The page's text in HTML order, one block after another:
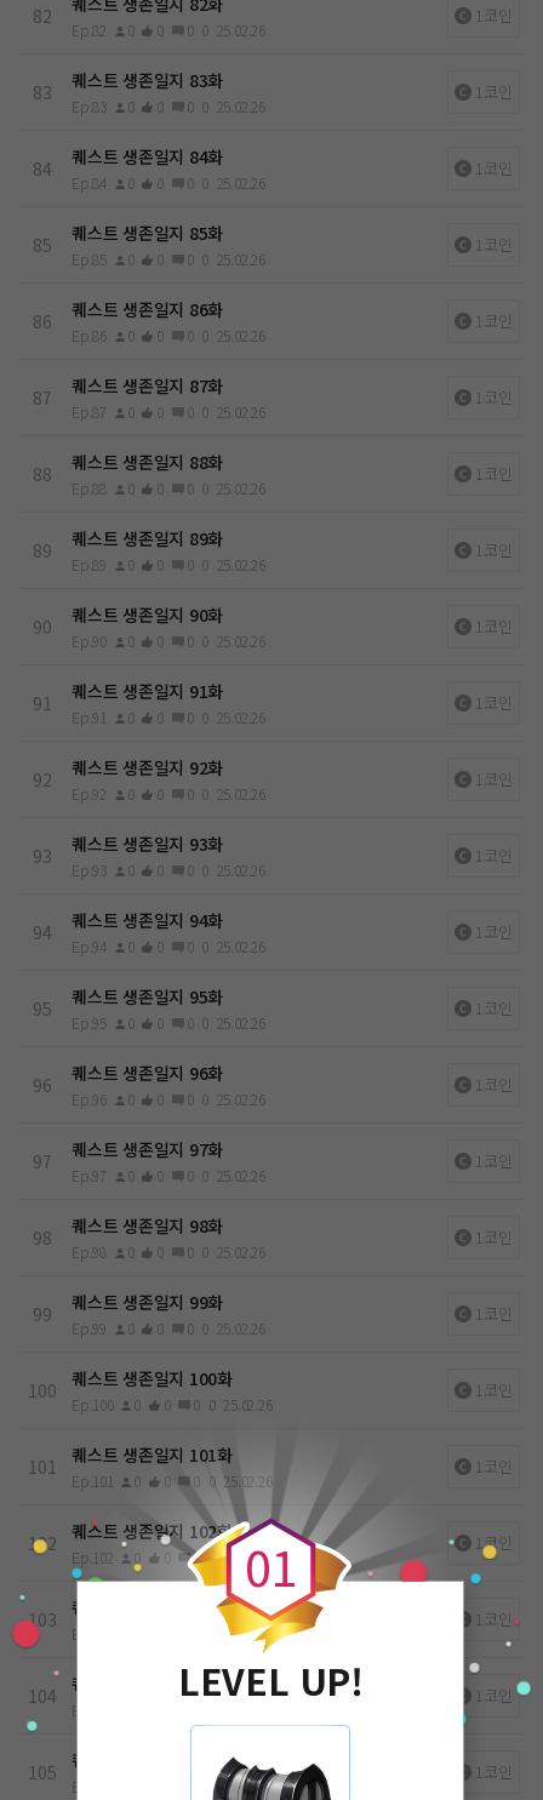
82
Ep.82 0 0 0 0 25.02.26
1코인
83 퀘스트 생존일지 83화
Ep.83 0 0 0 0 25.02.26
1코인
84 퀘스트 생존일지 84화
Ep.84 0 0 0 0 25.02.26
1코인
85 퀘스트 생존일지 85화
Ep.85 0 0 0 0 25.02.26
1코인
86 퀘스트 생존일지 86화
Ep.86 0 0 0 0 25.02.26
1코인
87 퀘스트 생존일지 87화
Ep.87 0 0 0 0 25.02.26
1코인
88 퀘스트 생존일지 88화
Ep.88 0 0 0 0 25.02.26
1코인
89 퀘스트 생존일지 89화
Ep.89 0 0 0 0 25.02.26
1코인
90 퀘스트 생존일지 90화
Ep.90 0 0 0 0 25.02.26
1코인
91 퀘스트 생존일지 91화
Ep.91 0 0 0 0 25.02.26
1코인
92 퀘스트 생존일지 92화
Ep.92 0 0 0 0 25.02.26
1코인
93 퀘스트 생존일지 93화
Ep.93 0 0 0 0 25.02.26
1코인
94 퀘스트 생존일지 94화
Ep.94 0 0 0 0 25.02.26
1코인
95 퀘스트 생존일지 95화
Ep.95 0 0 0 0 25.02.26
1코인
96 퀘스트 생존일지 96화
Ep.96 0 0 0 0 25.02.26
1코인
97 퀘스트 생존일지 97화
Ep.97 0 0 0 0 25.02.26
1코인
98 퀘스트 생존일지 98화
Ep.98 0 0 0 0 25.02.26
1코인
99 퀘스트 생존일지 99화
Ep.99 0 0 0 0 25.02.26
1코인
100 퀘스트 생존일지 100화
Ep.100 0 0 0 0 25.02.26
1코인
101 퀘스트 생존일지 101화
Ep.101 0 0 0 0 25.02.26
1코인
102 퀘스트 생존일지 102화
Ep.102 0 0 0 0 25.02.26
1코인
103 퀘스트 생존일지 103화
Ep.103 25.02.26
1코인
104 퀘스트 생존일지 104화
Ep.104
1코인
105 퀘스트 생존일지 105화
Ep.105 0 25.02.26
1코인
0
0
1
LEVEL UP!